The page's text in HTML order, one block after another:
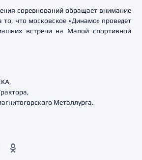
соревнований обращает внимание
то, что московское «Динамо» проведет
встречи на Малой спортивной
Металлурга.